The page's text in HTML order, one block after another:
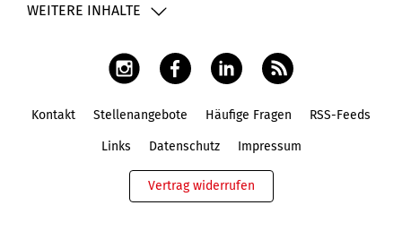
WEITERE INHALTE
Kontakt Stellenangebote Häufige Fragen RSS-Feeds
Links Datenschutz Impressum
Vertrag widerrufen